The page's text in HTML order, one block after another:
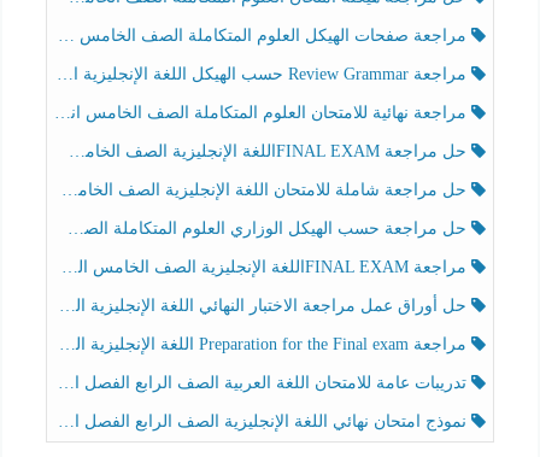
مراجعة صفحات الهيكل العلوم المتكاملة الصف الخامس انسبير الفصل الثالث
مراجعة Review Grammar حسب الهيكل اللغة الإنجليزية الصف الخامس الفصل الثالث
مراجعة نهائية للامتحان العلوم المتكاملة الصف الخامس انسبير الفصل الثالث
حل مراجعة FINAL EXAMاللغة الإنجليزية الصف الخامس الفصل الثالث
حل مراجعة شاملة للامتحان اللغة الإنجليزية الصف الخامس الفصل الثالث
حل مراجعة حسب الهيكل الوزاري العلوم المتكاملة الصف الخامس عام الفصل الثالث
مراجعة FINAL EXAMاللغة الإنجليزية الصف الخامس الفصل الثالث
حل أوراق عمل مراجعة الاختبار النهائي اللغة الإنجليزية الصف الرابع الفصل الثالث
مراجعة Preparation for the Final exam اللغة الإنجليزية الصف الرابع الفصل الثالث
تدريبات عامة للامتحان اللغة العربية الصف الرابع الفصل الثالث
نموذج امتحان نهائي اللغة الإنجليزية الصف الرابع الفصل الثالث